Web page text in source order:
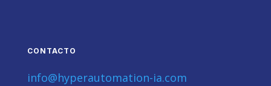
CONTACTO
info@hyperautomation-ia.com